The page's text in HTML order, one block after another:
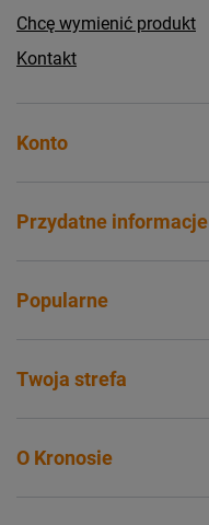
Chcę wymienić produkt
Kontakt
Konto
Przydatne informacje
Popularne
Twoja strefa
O Kronosie